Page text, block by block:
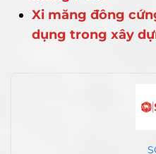
Xi măng đông
dụng trong xây